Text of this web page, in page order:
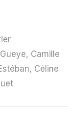
Camille
Céline